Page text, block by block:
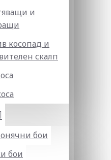
и
косопад и
скалп
бои
бои